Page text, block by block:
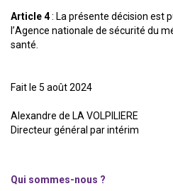
Article 4: La présente décision est
l’Agence nationale de sécurité du
santé.
Fait le 5 août 2024
Alexandre de LA VOLPILIERE
Directeur général par intérim
Qui sommes-nous ?